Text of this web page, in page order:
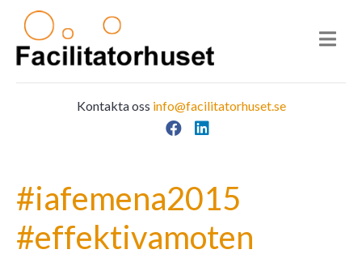
Kontakta oss info@facilitatorhuset.se
Facebook
LinkedIn
#iafemena2015
#effektivamoten